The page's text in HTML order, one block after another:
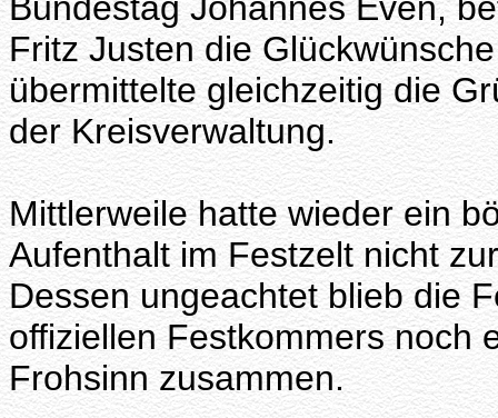
Fritz Justen die
übermittelte gleichzeitig die
der Kreisverwaltung.
Mittlerweile hatte wieder ein
Aufenthalt im Festzelt nicht
Dessen ungeachtet blieb die
offiziellen Festkommers noch
Frohsinn zusammen.